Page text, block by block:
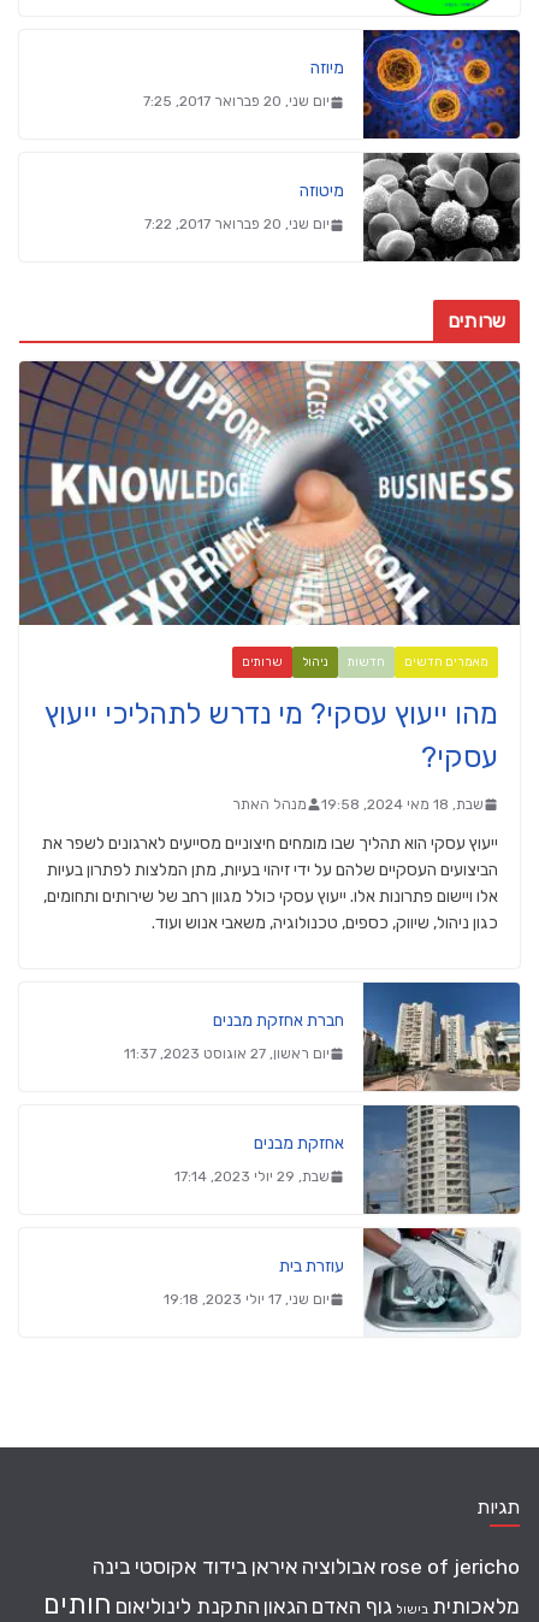
מיוזה
יום שני, 20 פברואר 2017, 7:25
מיטוזה
יום שני, 20 פברואר 2017, 7:22
שרותים
מאמרים חדשים חדשות ניהול שרותים
מהו ייעוץ עסקי? מי נדרש לתהליכי ייעוץ
עסקי?
שבת, 18 מאי 2024, 19:58 מנהל האתר
ייעוץ עסקי הוא תהליך שבו מומחים חיצוניים מסייעים לארגונים לשפר את
הביצועים העסקיים שלהם על ידי זיהוי בעיות, מתן המלצות לפתרון בעיות
אלו ויישום פתרונות אלו. ייעוץ עסקי כולל מגוון רחב של שירותים ותחומים,
כגון ניהול, שיווק, כספים, טכנולוגיה, משאבי אנוש ועוד.
חברת אחזקת מבנים
יום ראשון, 27 אוגוסט 2023, 11:37
אחזקת מבנים
שבת, 29 יולי 2023, 17:14
עוזרת בית
יום שני, 17 יולי 2023, 19:18
תגיות
rose of jericho אבולוציה איראן בידוד אקוסטי בינה
מלאכותית בישול גוף האדם הגאון התקנת לינוליאום חותים